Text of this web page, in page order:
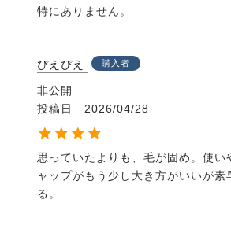
特にありません。
ぴえぴえ 購入者
非公開
投稿日
2026/04/28
思っていたよりも、毛が固め。使い
ャップがもう少し大き方がいいが素
る。